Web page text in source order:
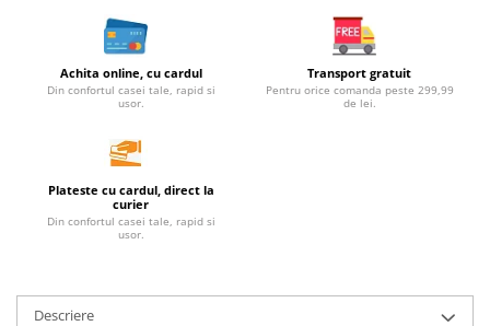
Produse care inlocuiesc carnea
Unt, alternativa unt
Paine bio
Ciocolata
Dulceturi, gemuri, compoturi
Biscuiti si napolitane
Achita online, cu cardul
Din confortul casei tale, rapid si
usor.
Transport gratuit
Pentru orice comanda peste 299,99
de lei.
Plateste cu cardul, direct la
curier
Din confortul casei tale, rapid si
usor.
Descriere